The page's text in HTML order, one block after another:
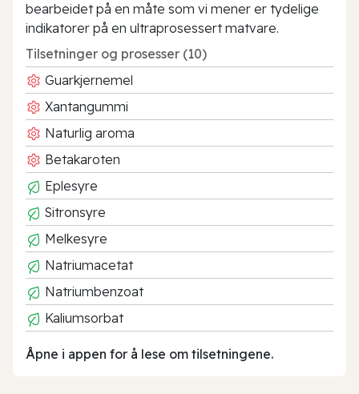
bearbeidet på en måte som vi mener er tydelige
indikatorer på en ultraprosessert matvare.
Tilsetninger og prosesser (10)
Guarkjernemel
Xantangummi
Naturlig aroma
Betakaroten
Eplesyre
Sitronsyre
Melkesyre
Natriumacetat
Natriumbenzoat
Kaliumsorbat
Åpne i appen for å lese om tilsetningene.